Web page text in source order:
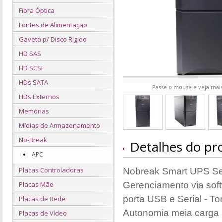
Fibra Óptica
Fontes de Alimentação
Gaveta p/ Disco Rígido
HD SAS
HD SCSI
HDs SATA
HDs Externos
Memórias
Mídias de Armazenamento
No-Break
APC
Placas Controladoras
Placas Mãe
Placas de Rede
Placas de Vídeo
Passe o mouse e veja
Detalhes do
Nobreak Smart UPS
Gerenciamento via
porta USB e Serial -
Autonomia meia